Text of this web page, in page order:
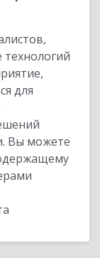
для
Вы можете